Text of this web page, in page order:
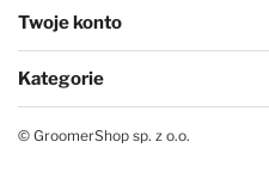
Twoje konto
Kategorie
© GroomerShop sp. z o.o.